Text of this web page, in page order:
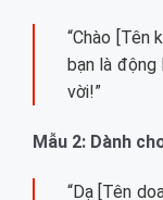
“Chào [Tên
bạn là
vời!”
Mẫu 2: Dành
“Dạ [Tên